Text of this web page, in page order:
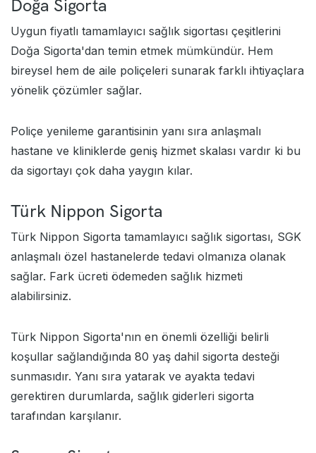
Doğa Sigorta
Uygun fiyatlı tamamlayıcı sağlık sigortası çeşitlerini
Doğa Sigorta'dan temin etmek mümkündür. Hem
bireysel hem de aile poliçeleri sunarak farklı ihtiyaçlara
yönelik çözümler sağlar.
Poliçe yenileme garantisinin yanı sıra anlaşmalı
hastane ve kliniklerde geniş hizmet skalası vardır ki bu
da sigortayı çok daha yaygın kılar.
Türk Nippon Sigorta
Türk Nippon Sigorta tamamlayıcı sağlık sigortası, SGK
anlaşmalı özel hastanelerde tedavi olmanıza olanak
sağlar. Fark ücreti ödemeden sağlık hizmeti
alabilirsiniz.
Türk Nippon Sigorta'nın en önemli özelliği belirli
koşullar sağlandığında 80 yaş dahil sigorta desteği
sunmasıdır. Yanı sıra yatarak ve ayakta tedavi
gerektiren durumlarda, sağlık giderleri sigorta
tarafından karşılanır.